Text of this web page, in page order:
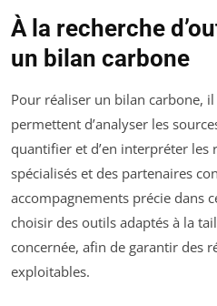
À la recherche
un bilan carbone
Pour réaliser un bilan carbone,
permettent d’analyser les
quantifier et d’en interpréter les
spécialisés et des partenaires
accompagnements précie dans
choisir des outils adaptés à la
concernée, afin de garantir des
exploitables.